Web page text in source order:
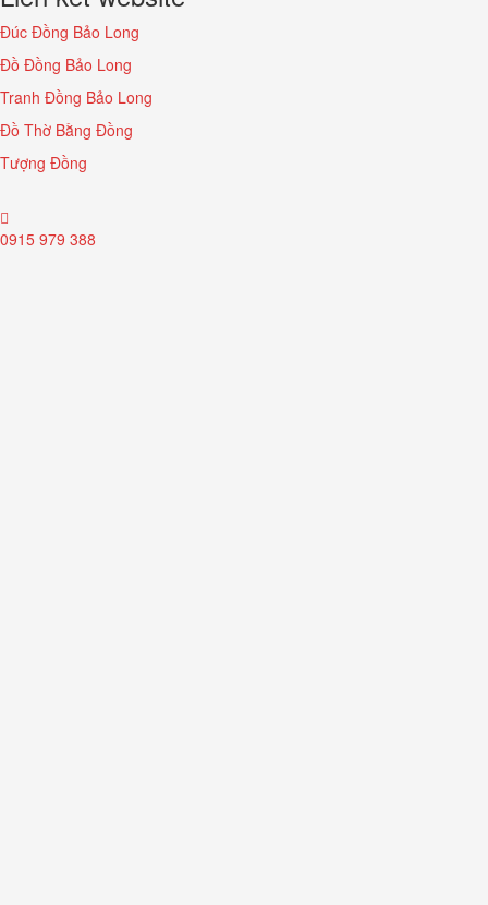
Đúc Đồng Bảo Long
Đồ Đồng Bảo Long
Tranh Đồng Bảo Long
Đồ Thờ Bằng Đồng
Tượng Đồng
0915 979 388